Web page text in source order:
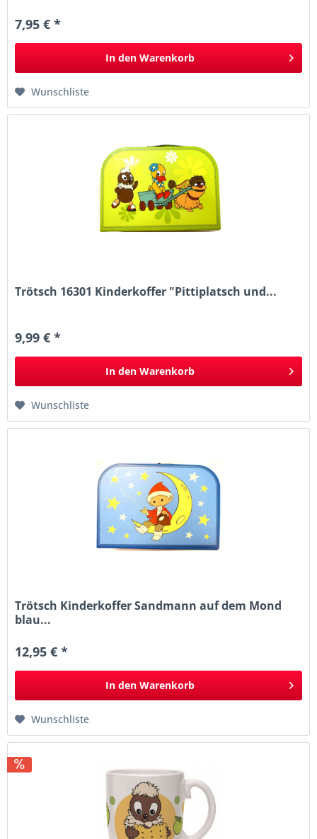
7,95 € *
In den Warenkorb
Wunschliste
Trötsch 16301 Kinderkoffer "Pittiplatsch und...
9,99 € *
In den Warenkorb
Wunschliste
Trötsch Kinderkoffer Sandmann auf dem Mond
blau...
12,95 € *
In den Warenkorb
Wunschliste